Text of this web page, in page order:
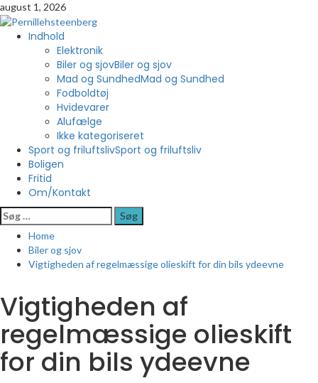
Skip
to
content
august 1, 2026
PrimaryIndhold
Elektronik
Biler og sjovBiler og sjov
Mad og SundhedMad og Sundhed
Fodboldtøj
Hvidevarer
Alufælge
Ikke kategoriseret
Sport og friluftslivSport og friluftsliv
Boligen
Fritid
Om/Kontakt
Søg
efter:
Home
Biler og sjov
Vigtigheden af regelmæssige olieskift for din bils ydeevne
Vigtigheden af
regelmæssige olieskift
for din bils ydeevne